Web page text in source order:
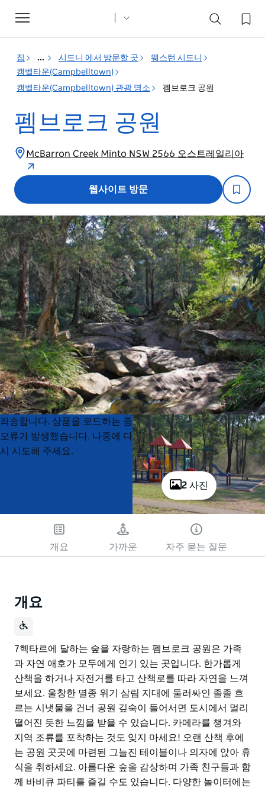
Toggle
navigation
집 ... 시드니 에서 방문할 곳
웨스턴 시드니
캠벨타운(Campbelltown)
캠벨타운(Campbelltown) 관광 명소
펨브로크 공원
펨브로크 공원
McBarron Creek Minto NSW 2566 오스트레일리아
웹사이트 방문
2 사진
Product
List
Product
List
죄송합니다. 상품을 로드하는 중
오류가 발생했습니다. 나중에 다
시 시도해 주세요.
개요 가까운 자주 묻는 질문
개요
7헥타르에 달하는 숲을 자랑하는 펨브로크 공원은 가족
과 자연 애호가 모두에게 인기 있는 곳입니다. 한가롭게
산책을 하거나 자전거를 타고 산책로를 따라 자연을 느껴
보세요. 울창한 멸종 위기 삼림 지대에 둘러싸인 졸졸 흐
르는 시냇물을 건너 공원 깊숙이 들어서면 도시에서 멀리
떨어진 듯한 느낌을 받을 수 있습니다. 카메라를 챙겨와
지역 조류를 포착하는 것도 잊지 마세요! 오랜 산책 후에
는 공원 곳곳에 마련된 그늘진 테이블이나 의자에 앉아 휴
식을 취하세요. 아름다운 숲을 감상하며 가족 친구들과 함
께 바비큐 파티를 즐길 수도 있습니다. 다양한 놀이터에는